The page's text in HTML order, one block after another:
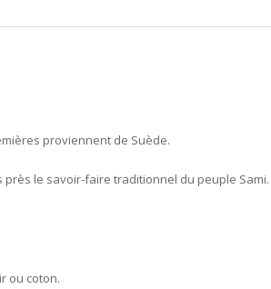
proviennent de Suède.
le savoir-faire traditionnel du peuple
ou coton.